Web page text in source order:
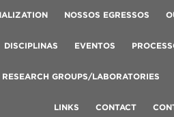
NOSSOS EGRESSOS
DISCIPLINAS EVENTOS
RESEARCH GROUPS/LABORATORIES
LINKS CONTACT